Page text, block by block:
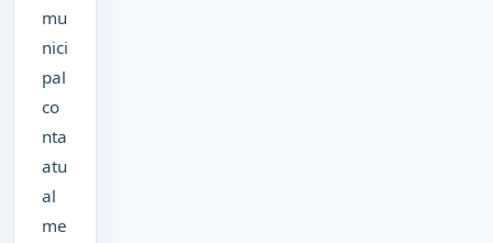
mu
nici
pal
co
nta
atu
al
me